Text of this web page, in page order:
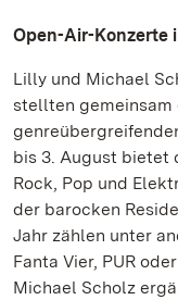
Open-Air-Konzerte
Lilly und Michael
stellten gemeinsam
bis 3. August bietet
Rock, Pop und
der barocken
Jahr zählen unter
Fanta Vier, PUR
Michael Scholz